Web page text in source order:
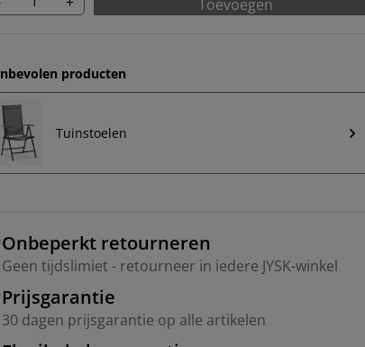
Toevoegen
producten
Tuinstoelen
Onbeperkt retourneren
Geen tijdslimiet - retourneer in iedere JYSK-winkel
Prijsgarantie
30 dagen prijsgarantie op alle artikelen